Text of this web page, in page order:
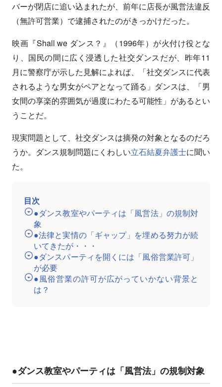
バーが閉店に追い込まれたが、前年に店長が風営法違反
（無許可営業）で逮捕されたのがきっかけだった。
映画『Shall we ダンス？』（1996年）が火付け役とな
り、国民の間に広く浸透した社交ダンスだが、昨年11
月に警察庁が示した見解によれば、「社交ダンスに代表
されるような男女がペアとなって踊る」ダンスは、「男
女間の享楽的雰囲気が過度にわたる可能性」があるとい
うことだ。
現実問題として、社交ダンスは摘発の対象となるのだろ
うか。ダンス規制問題にくわしい立石結夏弁護士に聞い
た。
目次
●ダンス教室やパーティは「風営法」の規制対
象
●法律と実情の「ギャップ」を埋める努力が続
いてきたが・・・
●ダンスパーティを開くには「風俗営業許可」
が必要
●風俗営業の許可が広がっていかない背景と
は？
●ダンス教室やパーティは「風営法」の規制対象